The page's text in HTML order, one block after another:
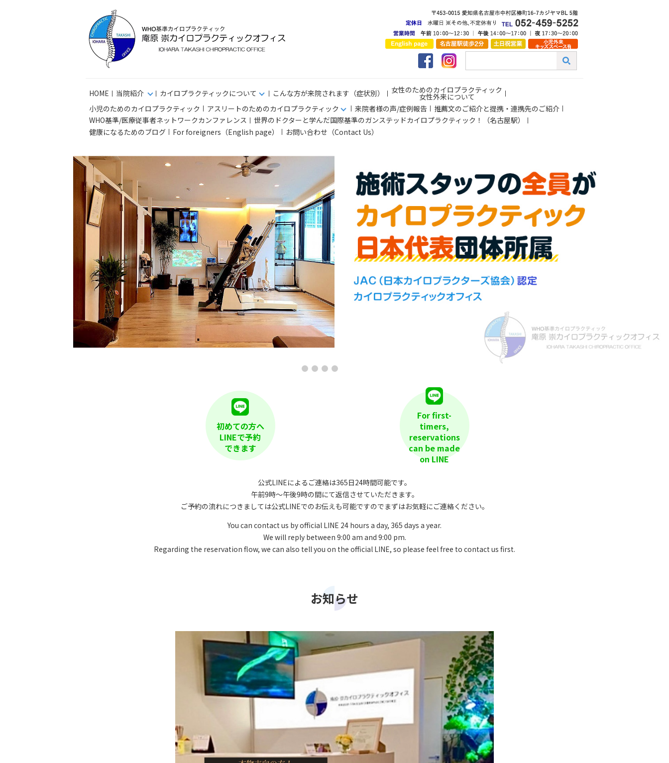
HOME 当院紹介 カイロプラクティックについて こんな方が来院されます（症状別） 女性のためのカイロプラクティック
女性外来について
小児のためのカイロプラクティック
アスリートのためのカイロプラクティック 来院者様の声/症例報告
推薦文のご紹介と提携・連携先のご紹介
WHO基準/医療従事者ネットワークカンファレンス
世界のドクターと学んだ国際基準のガンステッドカイロプラクティック！（名古屋駅）
健康になるためのブログ
For foreigners（English page） お問い合わせ（Contact Us）
初めての方へ
LINEで予約
できます
For first-
timers,
reservations
can be made
on LINE
公式LINEによるご連絡は365日24時間可能です。
午前9時〜午後9時の間にて返信させていただきます。
ご予約の流れにつきましては公式LINEでのお伝えも可能ですのでまずはお気軽にご連絡ください。
You can contact us by official LINE 24 hours a day, 365 days a year.
We will reply between 9:00 am and 9:00 pm.
Regarding the reservation flow, we can also tell you on the official LINE, so please feel free to contact us first.
お知らせ